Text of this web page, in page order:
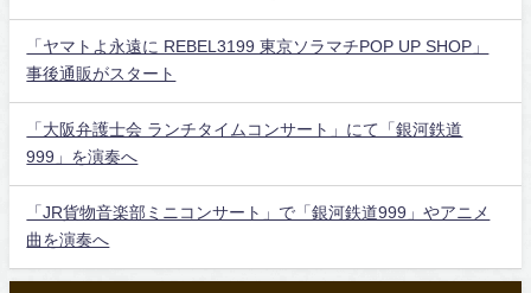
「ヤマトよ永遠に REBEL3199 東京ソラマチPOP UP SHOP」
事後通販がスタート
「大阪弁護士会 ランチタイムコンサート」にて「銀河鉄道
999」を演奏へ
「JR貨物音楽部ミニコンサート」で「銀河鉄道999」やアニメ
曲を演奏へ